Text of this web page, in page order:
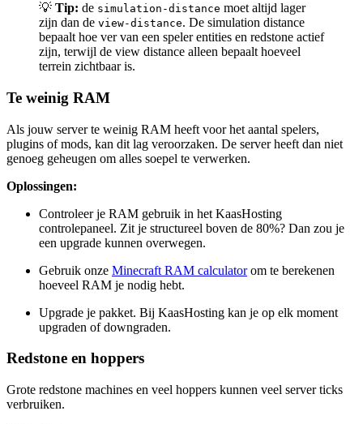
💡 Tip: de simulation-distance moet altijd lager
zijn dan de view-distance. De simulation distance
bepaalt hoe ver van een speler entities en redstone actief
zijn, terwijl de view distance alleen bepaalt hoeveel
terrein zichtbaar is.
Te weinig RAM
Als jouw server te weinig RAM heeft voor het aantal spelers,
plugins of mods, kan dit lag veroorzaken. De server heeft dan niet
genoeg geheugen om alles soepel te verwerken.
Oplossingen:
Controleer je RAM gebruik in het KaasHosting
controlepaneel. Zit je structureel boven de 80%? Dan zou je
een upgrade kunnen overwegen.
Gebruik onze Minecraft RAM calculatorom te berekenen
hoeveel RAM je nodig hebt.
Upgrade je pakket. Bij KaasHosting kan je op elk moment
upgraden of downgraden.
Redstone en hoppers
Grote redstone machines en veel hoppers kunnen veel server ticks
verbruiken.